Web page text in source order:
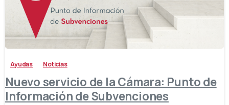
Ayudas Noticias
Nuevo servicio de la Cámara: Punto de
Información de Subvenciones